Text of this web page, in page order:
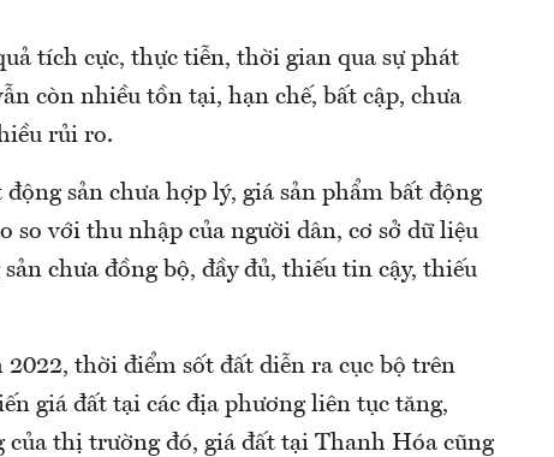
tích cực, thực tiễn, thời gian qua sự phát
còn nhiều tồn tại, hạn chế, bất cập, chưa
rủi ro.
sản chưa hợp lý, giá sản phẩm bất động
so với thu nhập của người dân, cơ sở dữ liệu
chưa đồng bộ, đầy đủ, thiếu tin cậy, thiếu
thời điểm sốt đất diễn ra cục bộ trên
giá đất tại các địa phương liên tục tăng,
của thị trường đó, giá đất tại Thanh Hóa cũng